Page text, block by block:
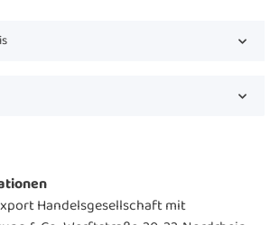
Handelsgesellschaft mit